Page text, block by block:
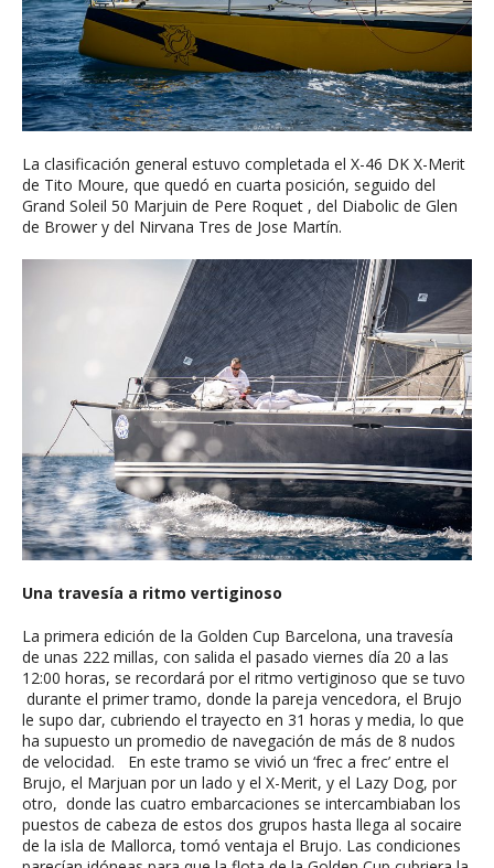
La clasificación general estuvo completada el X-46 DK X-Merit
de Tito Moure, que quedó en cuarta posición, seguido del
Grand Soleil 50 Marjuin de Pere Roquet , del Diabolic de Glen
de Brower y del Nirvana Tres de Jose Martín.
Una travesía a ritmo vertiginoso
La primera edición de la Golden Cup Barcelona, una travesía
de unas 222 millas, con salida el pasado viernes día 20 a las
12:00 horas, se recordará por el ritmo vertiginoso que se tuvo
durante el primer tramo, donde la pareja vencedora, el Brujo
le supo dar, cubriendo el trayecto en 31 horas y media, lo que
ha supuesto un promedio de navegación de más de 8 nudos
de velocidad. En este tramo se vivió un ‘frec a frec’ entre el
Brujo, el Marjuan por un lado y el X-Merit, y el Lazy Dog, por
otro, donde las cuatro embarcaciones se intercambiaban los
puestos de cabeza de estos dos grupos hasta llega al socaire
de la isla de Mallorca, tomó ventaja el Brujo. Las condiciones